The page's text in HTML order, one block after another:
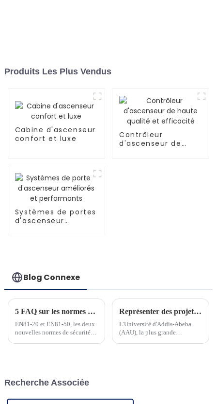
Produits Les Plus Vendus
Cabine d'ascenseur
confort et luxe
Contrôleur
d'ascenseur de
Systèmes de portes
d'ascenseur
Blog Connexe
5 FAQ sur les normes ascenseurs EN81-20 et EN81-50
EN81-20 et EN81-50, les deux
nouvelles normes de sécurité
les personnes du secteur des
Représenter des projets en Ethiopie
L'Université d'Addis-Abeba
(AAU), la plus grande
Recherche Associée